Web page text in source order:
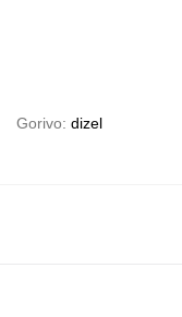
Gorivo dizel